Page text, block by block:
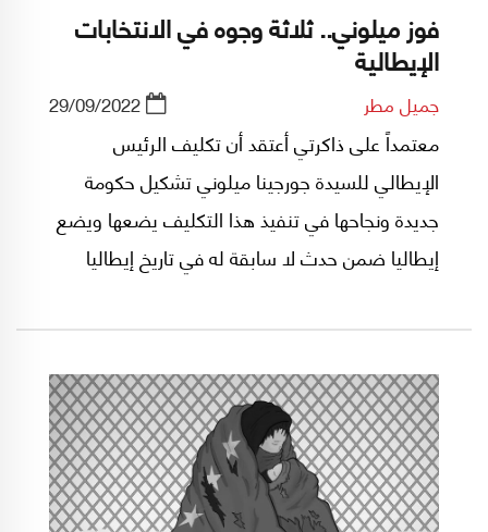
فوز ميلوني.. ثلاثة وجوه في الانتخابات
الإيطالية
جميل مطر 29/09/2022
معتمداً على ذاكرتي أعتقد أن تكليف الرئيس
الإيطالي للسيدة جورجينا ميلوني تشكيل حكومة
جديدة ونجاحها في تنفيذ هذا التكليف يضعها ويضع
إيطاليا ضمن حدث لا سابقة له في تاريخ إيطاليا